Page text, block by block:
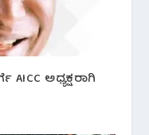
ಅಧ್ಯಕ್ಷರಾಗಿ